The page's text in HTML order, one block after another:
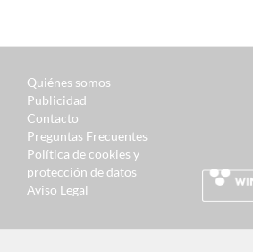
Quiénes somos
Publicidad
Contacto
Preguntas Frecuentes
Política de cookies y
protección de datos
Aviso Legal